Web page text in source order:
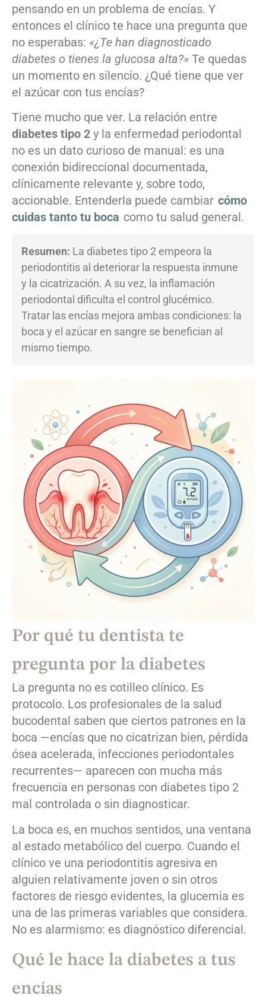
pensando en un problema de encías. Y
entonces el clínico te hace una pregunta que
no esperabas: «¿Te han diagnosticado
diabetes o tienes la glucosa alta?» Te quedas
un momento en silencio. ¿Qué tiene que ver
el azúcar con tus encías?
Tiene mucho que ver. La relación entre
diabetes tipo 2 y la enfermedad periodontal
no es un dato curioso de manual: es una
conexión bidireccional documentada,
clínicamente relevante y, sobre todo,
accionable. Entenderla puede cambiar cómo
cuidas tanto tu boca como tu salud general.
Resumen: La diabetes tipo 2 empeora la
periodontitis al deteriorar la respuesta inmune
y la cicatrización. A su vez, la inflamación
periodontal dificulta el control glucémico.
Tratar las encías mejora ambas condiciones: la
boca y el azúcar en sangre se benefician al
mismo tiempo.
Por qué tu dentista te
pregunta por la diabetes
La pregunta no es cotilleo clínico. Es
protocolo. Los profesionales de la salud
bucodental saben que ciertos patrones en la
boca —encías que no cicatrizan bien, pérdida
ósea acelerada, infecciones periodontales
recurrentes— aparecen con mucha más
frecuencia en personas con diabetes tipo 2
mal controlada o sin diagnosticar.
La boca es, en muchos sentidos, una ventana
al estado metabólico del cuerpo. Cuando el
clínico ve una periodontitis agresiva en
alguien relativamente joven o sin otros
factores de riesgo evidentes, la glucemia es
una de las primeras variables que considera.
No es alarmismo: es diagnóstico diferencial.
Qué le hace la diabetes a tus
encías